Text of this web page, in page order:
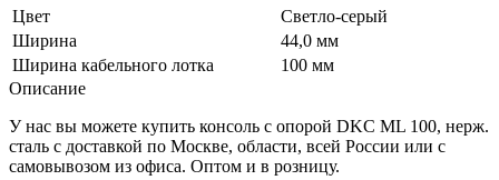
Цвет
Светло-серый
Ширина
44,0 мм
Ширина кабельного лотка
100 мм
Описание
У нас вы можете купить консоль с опорой DKC ML 100, нерж.
сталь с доставкой по Москве, области, всей России или с
самовывозом из офиса. Оптом и в розницу.